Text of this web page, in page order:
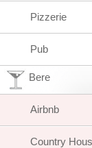
Pizzerie
Pub
Bere
Airbnb
Country